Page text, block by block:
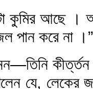
কুমির আছে ।
পান করে না ।”
যে, লেকের